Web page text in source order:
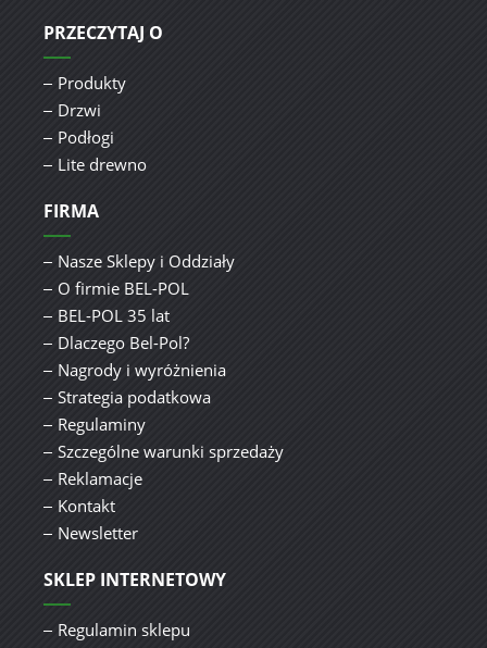
PRZECZYTAJ O
Produkty
Drzwi
Podłogi
Lite drewno
FIRMA
Nasze Sklepy i Oddziały
O firmie BEL-POL
BEL-POL 35 lat
Dlaczego Bel-Pol?
Nagrody i wyróżnienia
Strategia podatkowa
Regulaminy
Szczególne warunki sprzedaży
Reklamacje
Kontakt
Newsletter
SKLEP INTERNETOWY
Regulamin sklepu